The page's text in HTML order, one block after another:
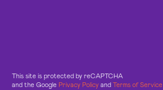
This site is protected by reCAPTCHA
and the Google Privacy Policy and Terms of Service